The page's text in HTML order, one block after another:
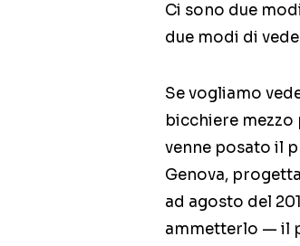
Ci sono due
due modi di
Se vogliamo
bicchiere
venne posato il
Genova,
ad agosto del
ammetterlo — il